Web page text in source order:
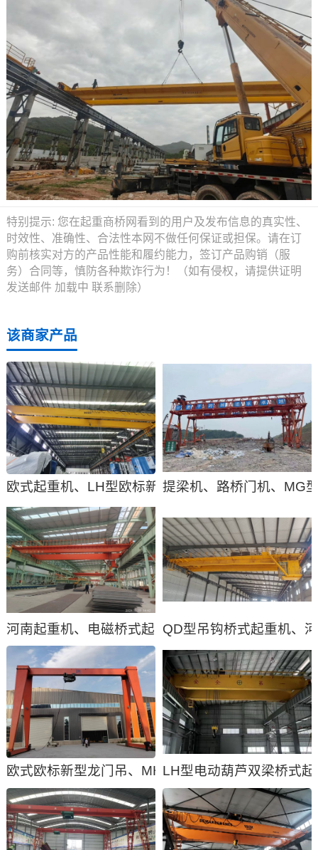
特别提示: 您在起重商桥网看到的用户及发布信息的真实性、
时效性、准确性、合法性本网不做任何保证或担保。请在订
购前核实对方的产品性能和履约能力，签订产品购销（服
务）合同等，慎防各种欺诈行为！（如有侵权，请提供证明
发送邮件 加载中 联系删除）
该商家产品
欧式起重机、LH型欧标新型双梁桥式起重机优点、
提梁机、路桥门机、MG
河南起重机、电磁桥式起重机、电磁行车、天车
QD型吊钩桥式起重机、
欧式欧标新型龙门吊、MH型电动单梁门式起重机
LH型电动葫芦双梁桥式